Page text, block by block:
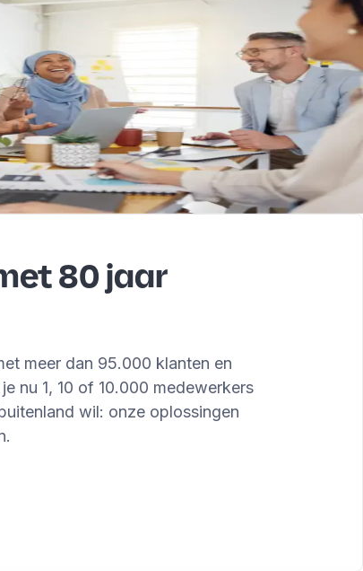
80 jaar
meer dan 95.000 klanten en
nu 1, 10 of 10.000 medewerkers
wil: onze oplossingen